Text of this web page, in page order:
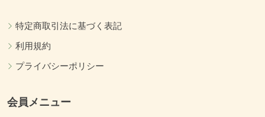
特定商取引法に基づく表記
利用規約
プライバシーポリシー
会員メニュー